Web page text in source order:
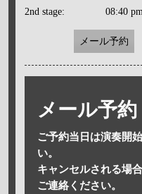
2nd stage: 08:40 pm
メール予約
メール予約
ご予約当日は演奏開
い。
キャンセルされる場
ご連絡ください。